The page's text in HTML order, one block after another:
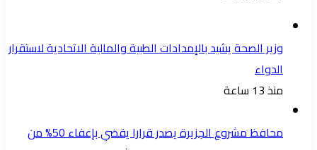
وزير الصحة يشيد بالإمدادات الطبية والمالية الاتحادية لاستقرار
الدواء
منذ 13 ساعة
محافظ مشروع الجزيرة يصدر قرارا يقضي بإعفاء 50% من